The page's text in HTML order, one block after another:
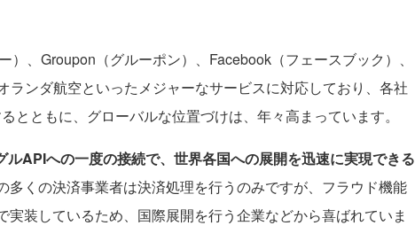
、Groupon（グルーポン）、Facebook（フェースブック）、
ランダ航空といったメジャーなサービスに対応しており、各社
とともに、グローバルな位置づけは、年々高まっています。
ルAPIへの一度の接続で、世界各国への展開を迅速に実現できる
多くの決済事業者は決済処理を行うのみですが、フラウド機能
実装しているため、国際展開を行う企業などから喜ばれていま